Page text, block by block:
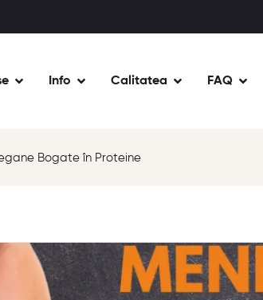
Info Calitatea FAQ
Bogate în Proteine